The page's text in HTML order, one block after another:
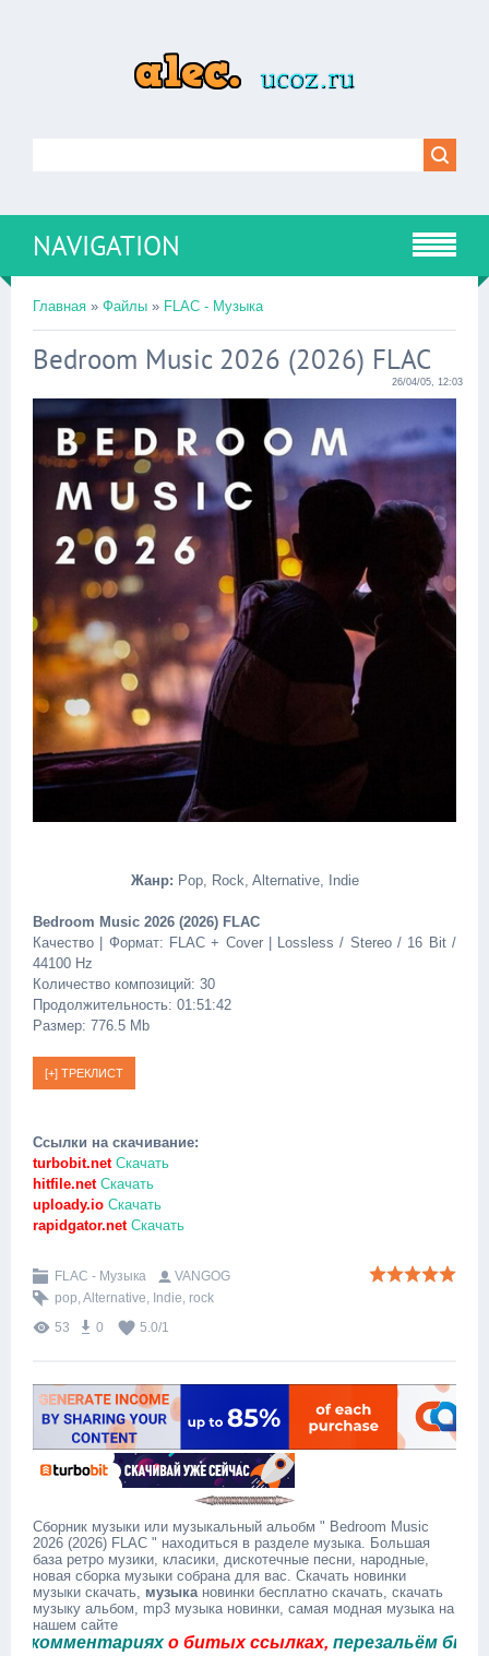
NAVIGATION
Главная » Файлы » FLAC - Музыка
Bedroom Music 2026 (2026) FLAC
26/04/05, 12:03
Жанр: Pop, Rock, Alternative, Indie
Bedroom Music 2026 (2026) FLAC
Качество | Формат: FLAC + Cover | Lossless / Stereo / 16 Bit /
44100 Hz
Количество композиций: 30
Продолжительность: 01:51:42
Размер: 776.5 Mb
Ссылки на скачивание:
turbobit.netСкачать
hitfile.netСкачать
uploady.io Скачать
rapidgator.netСкачать
FLAC - Музыка
VANGOG
pop,Alternative, Indie, rock
53
0 5.0/1
Сборник музыки или музыкальный альобм " Bedroom Music
2026 (2026) FLAC " находиться в разделе музыка. Большая
база ретро музики, класики, дискотечные песни, народные,
новая сборка музыки собрана для вас. Скачать новинки
музыки скачать, музыкановинки бесплатно скачать, скачать
музыку альбом, mp3 музыка новинки, самая модная музыка на
нашем сайте
о битых ссылках,перезальём быстро.